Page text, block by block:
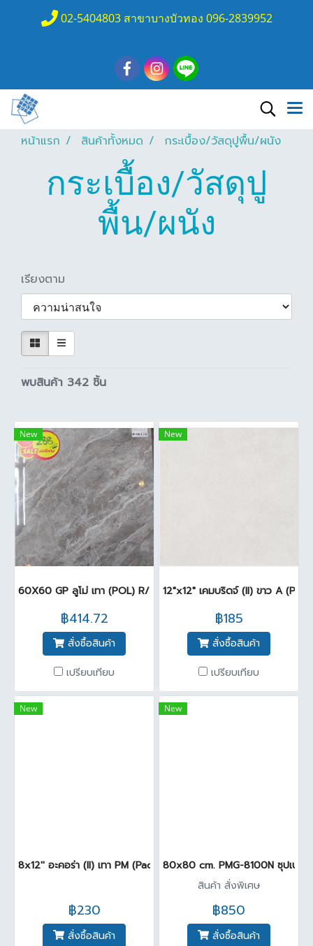
02-5404803 สาขาบางบัวทอง 096-2839952
หน้าแรก สินค้าทั้งหมด กระเบื้อง/วัสดุปูพื้น/ผนัง
กระเบื้อง/วัสดุปู
พื้น/ผนัง
เรียงตาม
พบสินค้า 342 ชิ้น
New
60X60 GP ลูโม่ เทา (POL) R/T PM (P.4)
฿414.72
สั่งซื้อสินค้า
เปรียบเทียบ
New
12"x12" เคมบริดจ์ (II) ขาว A (Pack
฿185
สั่งซื้อสินค้า
เปรียบเทียบ
New
8x12'' อะคอร่า (II) เทา PM (Pack16)
฿230
สั่งซื้อสินค้า
New
80x80 cm. PMG-8100N ซุปเปอ
สินค้า สั่งพิเศษ
฿850
สั่งซื้อสินค้า